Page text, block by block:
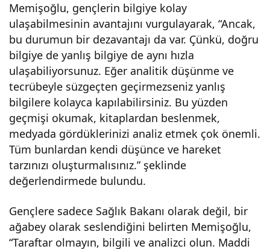
Memişoğlu, gençlerin bilgiye kolay
ulaşabilmesinin avantajını vurgulayarak, “Ancak,
bu durumun bir dezavantajı da var. Çünkü, doğru
bilgiye de yanlış bilgiye de aynı hızla
ulaşabiliyorsunuz. Eğer analitik düşünme ve
tecrübeyle süzgeçten geçirmezseniz yanlış
bilgilere kolayca kapılabilirsiniz. Bu yüzden
geçmişi okumak, kitaplardan beslenmek,
medyada gördüklerinizi analiz etmek çok önemli.
Tüm bunlardan kendi düşünce ve hareket
tarzınızı oluşturmalısınız.” şeklinde
değerlendirmede bulundu.
Gençlere sadece Sağlık Bakanı olarak değil, bir
ağabey olarak seslendiğini belirten Memişoğlu,
“Taraftar olmayın, bilgili ve analizci olun. Maddi
slı
bir
ülke